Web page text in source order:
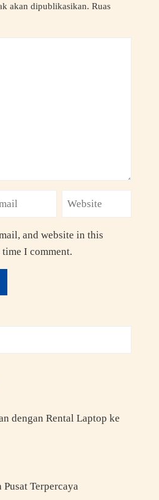
akan dipublikasikan. Ruas
and website in this
I comment.
dengan Rental Laptop ke
Pusat Terpercaya